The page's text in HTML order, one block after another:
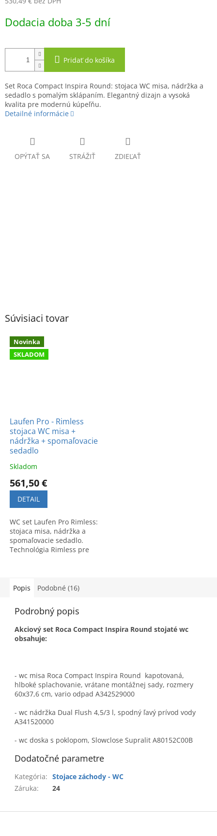
cena:
Dodacia doba 3-5 dní
Pridať do košíka
Set Roca Compact Inspira Round: stojaca WC misa, nádržka a
sedadlo s pomalým sklápaním. Elegantný dizajn a vysoká
kvalita pre modernú kúpeľňu.
Detailné informácie
OPÝTAŤ SA STRÁŽIŤ ZDIEĽAŤ
Súvisiaci tovar
Novinka
SKLADOM
Laufen Pro - Rimless
stojaca WC misa +
nádržka + spomaľovacie
sedadlo
Skladom
561,50 €
DETAIL
WC set Laufen Pro Rimless:
stojaca misa, nádržka a
spomaľovacie sedadlo.
Technológia Rimless pre
Popis
Podobné (16)
Podrobný popis
Akciový set Roca Compact Inspira Round stojaté wc
obsahuje:
- wc misa Roca Compact Inspira Round kapotovaná,
hlboké splachovanie, vrátane montážnej sady, rozmery
60x37,6 cm, vario odpad A342529000
- wc nádržka Dual Flush 4,5/3 l, spodný ľavý prívod vody
A341520000
- wc doska s poklopom, Slowclose Supralit A80152C00B
Dodatočné parametre
Kategória: Stojace záchody - WC
Záruka: 24
Z